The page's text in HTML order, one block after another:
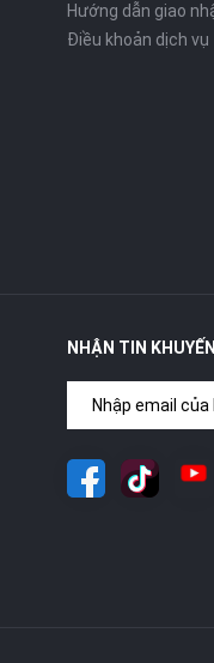
Hướng dẫn giao
Điều khoản dịch vụ
NHẬN TIN